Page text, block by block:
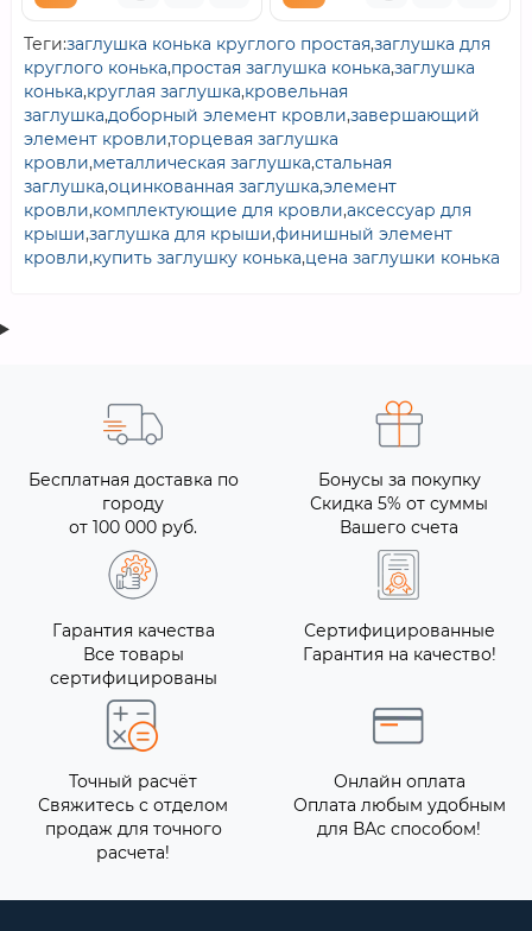
Теги:заглушка конька круглого простая,заглушка для
круглого конька,простая заглушка конька,заглушка
конька,круглая заглушка,кровельная
заглушка,доборный элемент кровли,завершающий
элемент кровли,торцевая заглушка
кровли,металлическая заглушка,стальная
заглушка,оцинкованная заглушка,элемент
кровли,комплектующие для кровли,аксессуар для
крыши,заглушка для крыши,финишный элемент
кровли,купить заглушку конька,цена заглушки конька
Бесплатная доставка по
городу
от 100 000 руб.
Бонусы за покупку
Скидка 5% от суммы
Вашего счета
Гарантия качества
Все товары
сертифицированы
Сертифицированные
Гарантия на качество!
Точный расчёт
Свяжитесь с отделом
продаж для точного
расчета!
Онлайн оплата
Оплата любым удобным
для ВАс способом!